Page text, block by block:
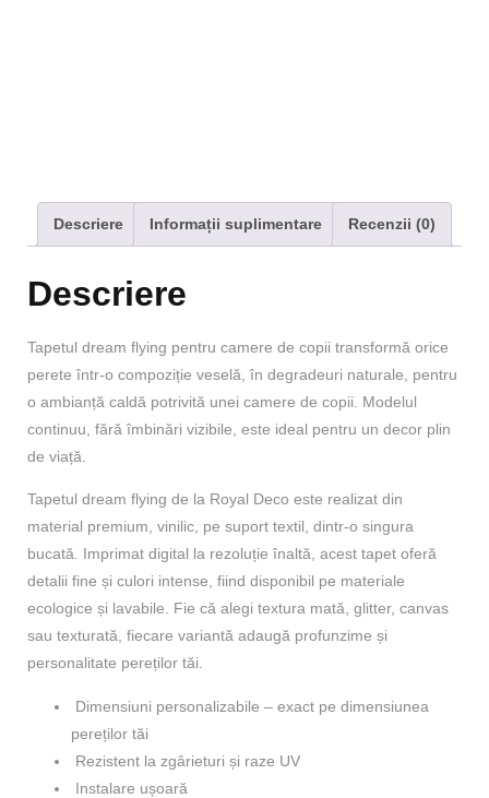
Descriere Informații suplimentare Recenzii (0)
Descriere
Tapetul dream flying pentru camere de copii transformă orice
perete într-o compoziție veselă, în degradeuri naturale, pentru
o ambianță caldă potrivită unei camere de copii. Modelul
continuu, fără îmbinări vizibile, este ideal pentru un decor plin
de viață.
Tapetul dream flying de la Royal Deco este realizat din
material premium, vinilic, pe suport textil, dintr-o singura
bucată. Imprimat digital la rezoluție înaltă, acest tapet oferă
detalii fine și culori intense, fiind disponibil pe materiale
ecologice și lavabile. Fie că alegi textura mată, glitter, canvas
sau texturată, fiecare variantă adaugă profunzime și
personalitate pereților tăi.
Dimensiuni personalizabile – exact pe dimensiunea
pereților tăi
Rezistent la zgârieturi și raze UV
Instalare ușoară